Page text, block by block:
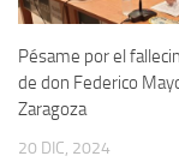
Informe de la
Enciclopedia
Militantes
Personajes
Pésame por el
de don Federico
Zaragoza
20 DIC, 2024